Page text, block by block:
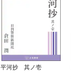
平河抄 其ノ壱